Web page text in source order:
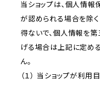
当ショップは、個人情
が認められる場合を除
得ないで、個人情報を第
げる場合は上記に定め
ん。
（１） 当ショップが利